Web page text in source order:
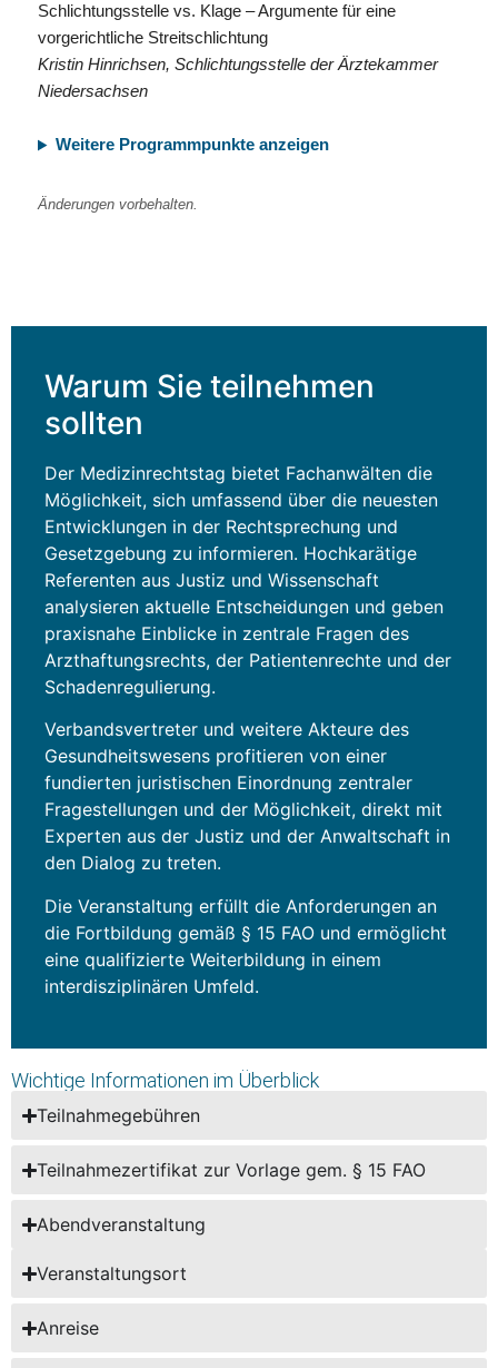
Schlichtungsstelle vs. Klage – Argumente für eine
vorgerichtliche Streitschlichtung
Kristin Hinrichsen, Schlichtungsstelle der Ärztekammer
Niedersachsen
Weitere Programmpunkte anzeigen
Änderungen vorbehalten.
Warum Sie teilnehmen
sollten
Der Medizinrechtstag bietet Fachanwälten die
Möglichkeit, sich umfassend über die neuesten
Entwicklungen in der Rechtsprechung und
Gesetzgebung zu informieren. Hochkarätige
Referenten aus Justiz und Wissenschaft
analysieren aktuelle Entscheidungen und geben
praxisnahe Einblicke in zentrale Fragen des
Arzthaftungsrechts, der Patientenrechte und der
Schadenregulierung.
Verbandsvertreter und weitere Akteure des
Gesundheitswesens profitieren von einer
fundierten juristischen Einordnung zentraler
Fragestellungen und der Möglichkeit, direkt mit
Experten aus der Justiz und der Anwaltschaft in
den Dialog zu treten.
Die Veranstaltung erfüllt die Anforderungen an
die Fortbildung gemäß § 15 FAO und ermöglicht
eine qualifizierte Weiterbildung in einem
interdisziplinären Umfeld.
Wichtige Informationen im Überblick
Teilnahmegebühren
Teilnahmezertifikat zur Vorlage gem. § 15 FAO
Abendveranstaltung
Veranstaltungsort
Anreise